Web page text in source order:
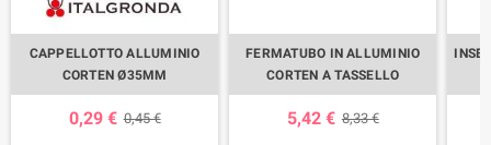
CAPPELLOTTO ALLUMINIO
CORTEN Ø35MM
0,29 € 0,45 €
FERMATUBO IN ALLUMINIO
CORTEN A TASSELLO
5,42 € 8,33 €